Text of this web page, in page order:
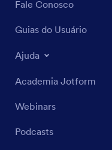
Fale Conosco
Guias do Usuário
Ajuda
Academia Jotform
Webinars
Podcasts